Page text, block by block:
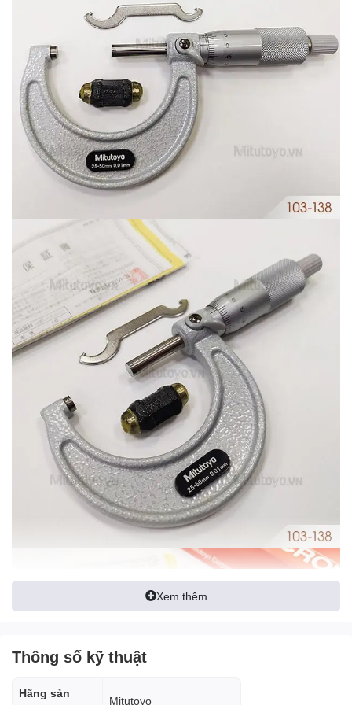
Xem thêm
Thông số kỹ thuật
Hãng sản
Mitutoyo